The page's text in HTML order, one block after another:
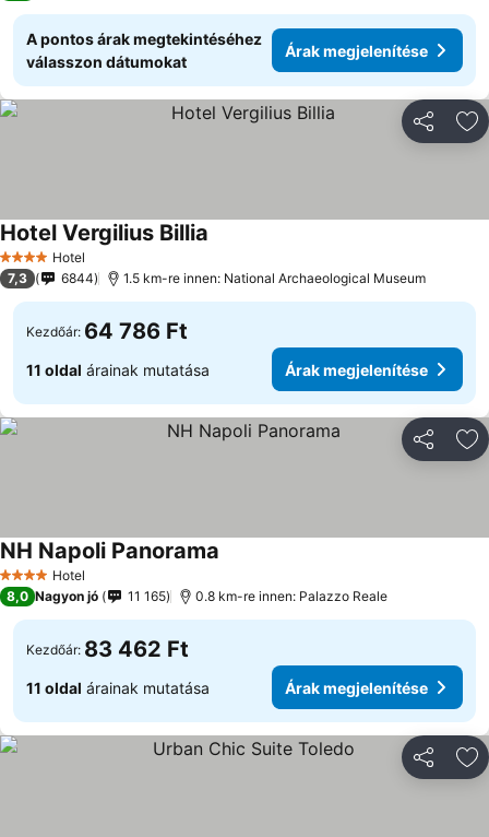
A pontos árak megtekintéséhez
válasszon dátumokat
Árak megjelenítése
4 KategóriaHotel
Hotel Vergilius Billia
7,3 6844 1.5 km-re innen: National Archaeological Museum
Kezdőár: 64 786 Ft
11 oldal árainak mutatása Árak megjelenítése
4 KategóriaHotel
NH Napoli Panorama
8,0 Nagyon jó 11 165 0.8 km-re innen: Palazzo Reale
Kezdőár: 83 462 Ft
11 oldal árainak mutatása Árak megjelenítése